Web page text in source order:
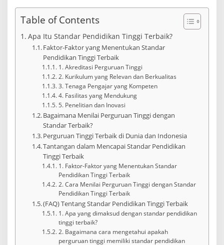
Table of Contents
Apa Itu Standar Pendidikan Tinggi Terbaik?
Faktor-Faktor yang Menentukan Standar
Pendidikan Tinggi Terbaik
1. Akreditasi Perguruan Tinggi
2. Kurikulum yang Relevan dan Berkualitas
3. Tenaga Pengajar yang Kompeten
4. Fasilitas yang Mendukung
5. Penelitian dan Inovasi
Bagaimana Menilai Perguruan Tinggi dengan
Standar Terbaik?
Perguruan Tinggi Terbaik di Dunia dan Indonesia
Tantangan dalam Mencapai Standar Pendidikan
Tinggi Terbaik
1. Faktor-Faktor yang Menentukan Standar
Pendidikan Tinggi Terbaik
2. Cara Menilai Perguruan Tinggi dengan Standar
Pendidikan Tinggi Terbaik
(FAQ) Tentang Standar Pendidikan Tinggi Terbaik
1. Apa yang dimaksud dengan standar pendidikan
tinggi terbaik?
2. Bagaimana cara mengetahui apakah
perguruan tinggi memiliki standar pendidikan